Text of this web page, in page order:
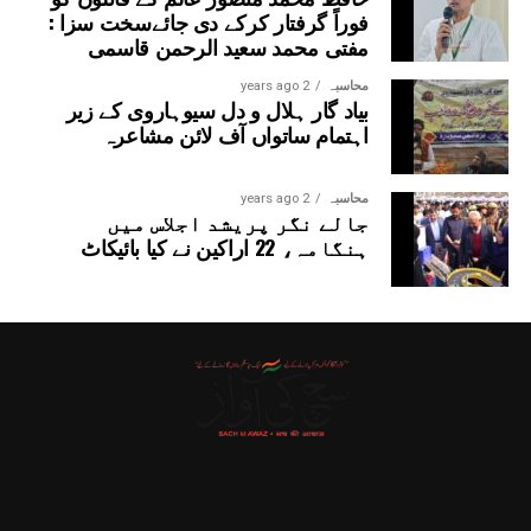
فوراً گرفتار کرکے دی جائےسخت سزا :
مفتی محمد سعید الرحمن قاسمی
محاسبہ 2 years ago
بیاد گار ہلال و دل سیوہاروی کے زیر
اہتمام ساتواں آف لائن مشاعرہ
محاسبہ 2 years ago
جالے نگر پریشد اجلاس میں
ہنگامہ، 22 اراکین نے کیا بائیکاٹ